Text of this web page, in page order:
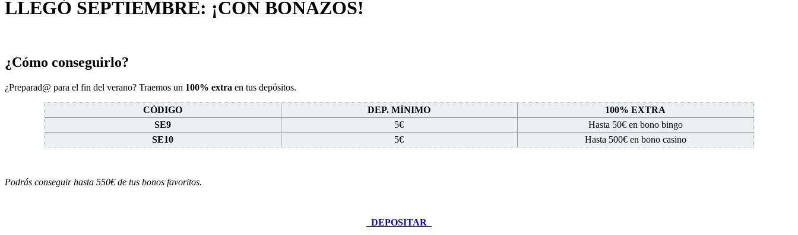
LLEGÓ SEPTIEMBRE: ¡CON BONAZOS!
¿Cómo conseguirlo?
¿Preparad@ para el fin del verano? Traemos un 100% extra en tus depósitos.
CÓDIGO DEP. MÍNIMO
100% EXTRA
SE9
5€
Hasta 50€ en bono bingo
SE10
5€ Hasta 500€ en bono casino
Podrás conseguir hasta 550€ de tus bonos favoritos.
DEPOSITAR